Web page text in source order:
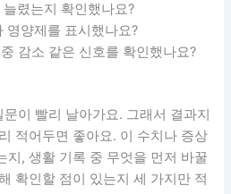
렸는지 확인했나요?
영양제를 표시했나요?
감소 같은 신호를 확인했나요?
이 빨리 날아가요. 그래서 결과지
적어두면 좋아요. 이 수치나 증상
지, 생활 기록 중 무엇을 먼저 바꿀
확인할 점이 있는지 세 가지만 적